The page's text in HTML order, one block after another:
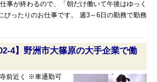
事が終わるので、「朝だけ働いて午後はゆっく
ぴったりのお仕事です。 週3～6日の勤務で勤務
4】野洲市大篠原の大手企業で働
前近く ※車通勤可